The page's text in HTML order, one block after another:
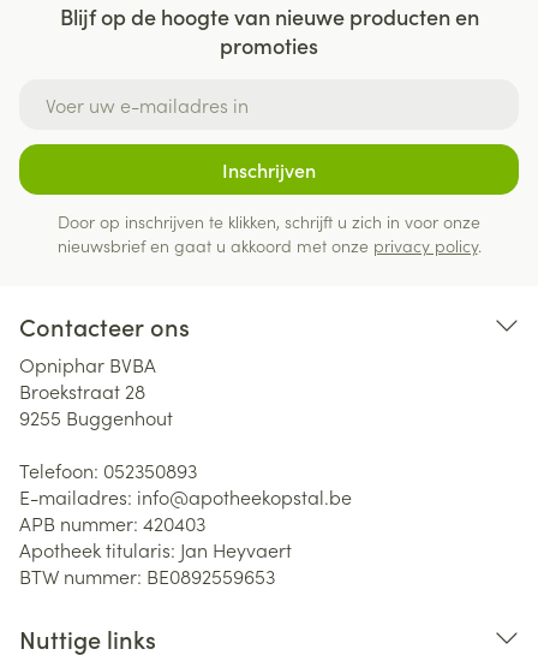
Blijf op de hoogte van nieuwe producten en
promoties
Inschrijven
Door op inschrijven te klikken, schrijft u zich in voor onze
nieuwsbrief en gaat u akkoord met onze privacy policy.
Contacteer ons
Opniphar BVBA
Broekstraat 28
9255 Buggenhout
Telefoon: 052350893
E-mailadres: info@apotheekopstal.be
APB nummer: 420403
Apotheek titularis: Jan Heyvaert
BTW nummer: BE0892559653
Nuttige links